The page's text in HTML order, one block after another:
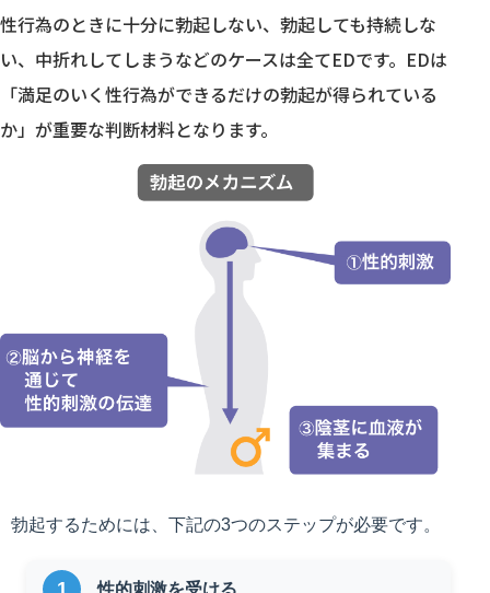
性行為のときに十分に勃起しない、勃起しても持続しな
い、中折れしてしまうなどのケースは全てEDです。EDは
「満足のいく性行為ができるだけの勃起が得られている
か」が重要な判断材料となります。
勃起するためには、下記の3つのステップが必要です。
性的刺激を受ける